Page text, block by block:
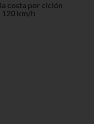
costa por ciclón
km/h